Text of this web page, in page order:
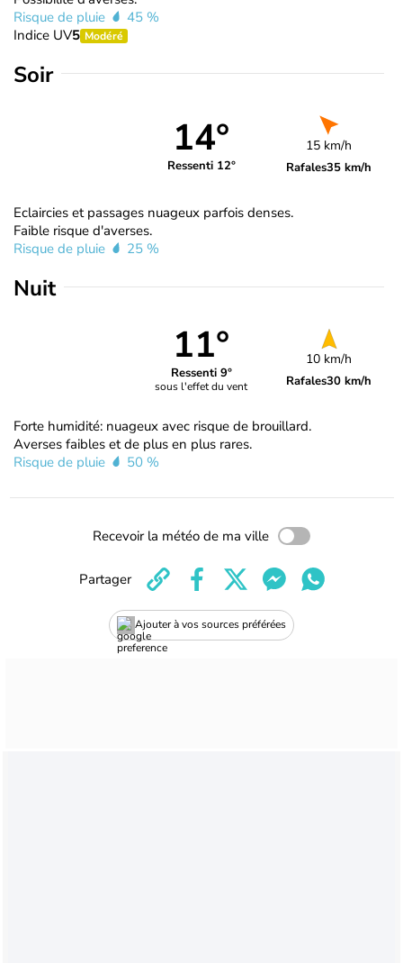
Risque de pluie
45 %
Indice UV5 Modéré
Soir
14°
Ressenti 12°
15 km/h
Rafales35 km/h
Eclaircies et passages nuageux parfois denses.
Faible risque d'averses.
Risque de pluie
25 %
Nuit
11°
Ressenti 9°
sous l'effet du vent
10 km/h
Rafales30 km/h
Forte humidité: nuageux avec risque de brouillard.
Averses faibles et de plus en plus rares.
Risque de pluie
50 %
Recevoir la météo de ma ville
Ajouter à vos sources préférées
Partager